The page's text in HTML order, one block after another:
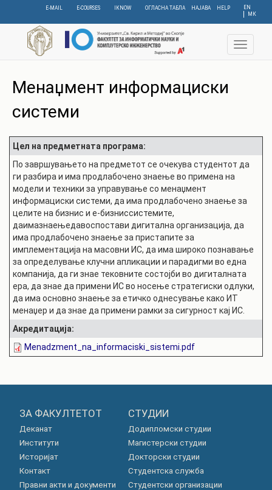
content
EN
МК
E-MAIL E-COURSES IKNOW ОГЛАСНА ТАБЛА НАЈАВА HELP
Toggle
Менаџмент информациски
системи
Цел на предметната програма:
По завршувањето на предметот се очекува студентот да
ги разбира и има продлабочено знаење во примена на
модели и техники за управување со менаџмент
информациски системи, да има продлабочено знаење за
целите на бизнис и е-бизниссистемите,
даимазнаењедавоспостави дигитална организација, да
има продлабочено знаење за пристапите за
имплементација на масовни ИС, да има широко познавање
за определување клучни апликации и парадигми во една
компанија, да ги знае тековните состојби во дигиталната
ера, да знае да примени ИС во носење стратегиски одлуки,
да има основно знаење за етичко однесување како ИТ
менаџер и да знае да примени рамки за сигурност кај ИС.
Акредитација:
Menadzment_na_informaciski_sistemi.pdf
ЗА ФАКУЛТЕТОТ
Деканат
Институти
Историјат
Контакт
Правни акти и документи
СТУДИИ
Додипломски студии
Магистерски студии
Докторски студии
Студентска служба
Студентски организации